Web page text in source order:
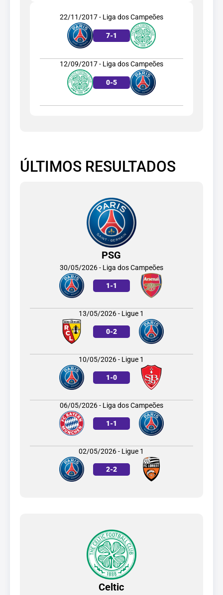
22/11/2017 - Liga dos Campeões
7-1
12/09/2017 - Liga dos Campeões
0-5
ÚLTIMOS RESULTADOS
PSG
30/05/2026 - Liga dos Campeões
1-1
13/05/2026 - Ligue 1
0-2
10/05/2026 - Ligue 1
1-0
06/05/2026 - Liga dos Campeões
1-1
02/05/2026 - Ligue 1
2-2
Celtic